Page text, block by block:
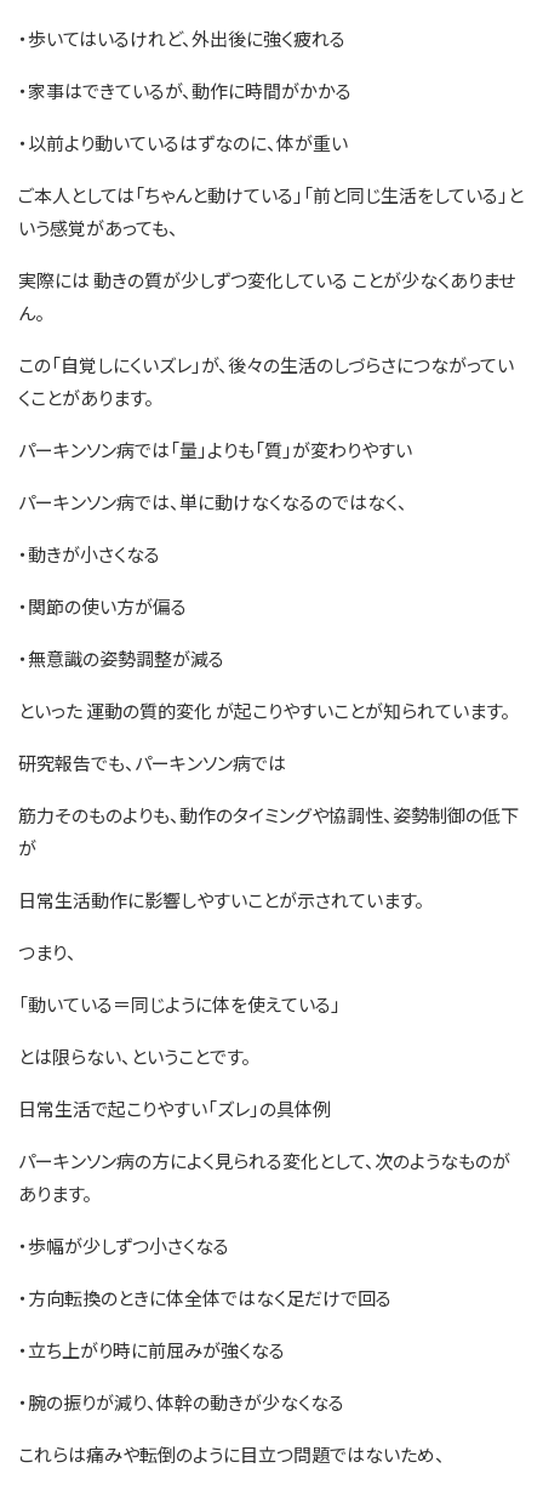
・歩いてはいるけれど、外出後に強く疲れる
・家事はできているが、動作に時間がかかる
・以前より動いているはずなのに、体が重い
ご本人としては「ちゃんと動けている」「前と同じ生活をしている」と
いう感覚があっても、
実際には 動きの質が少しずつ変化している ことが少なくありませ
ん。
この「自覚しにくいズレ」が、後々の生活のしづらさにつながってい
くことがあります。
パーキンソン病では「量」よりも「質」が変わりやすい
パーキンソン病では、単に動けなくなるのではなく、
・動きが小さくなる
・関節の使い方が偏る
・無意識の姿勢調整が減る
といった 運動の質的変化 が起こりやすいことが知られています。
研究報告でも、パーキンソン病では
筋力そのものよりも、動作のタイミングや協調性、姿勢制御の低下
が
日常生活動作に影響しやすいことが示されています。
つまり、
「動いている＝同じように体を使えている」
とは限らない、ということです。
日常生活で起こりやすい「ズレ」の具体例
パーキンソン病の方によく見られる変化として、次のようなものが
あります。
・歩幅が少しずつ小さくなる
・方向転換のときに体全体ではなく足だけで回る
・立ち上がり時に前屈みが強くなる
・腕の振りが減り、体幹の動きが少なくなる
これらは痛みや転倒のように目立つ問題ではないため、